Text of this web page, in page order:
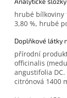
hrubé bílkoviny
3,80 %, hrubé
Doplňkové látky
přírodní
officinalis
angustifolia
citrónová 1400